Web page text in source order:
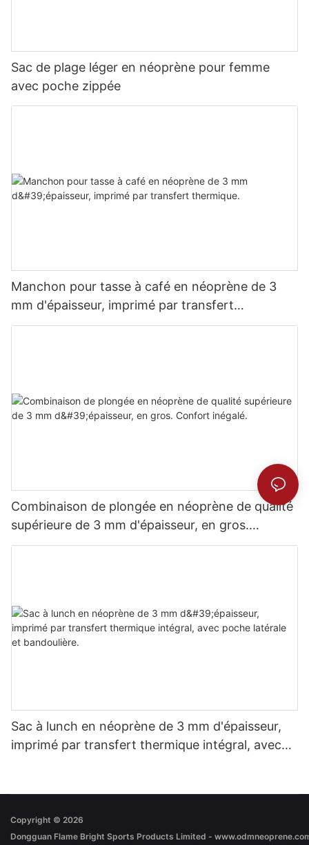
Sac de plage léger en néoprène pour femme
avec poche zippée
Manchon pour tasse à café en néoprène de 3
mm d'épaisseur, imprimé par transfert
thermique.
Combinaison de plongée en néoprène de qualité
supérieure de 3 mm d'épaisseur, en gros.
Confort inégalé.
Sac à lunch en néoprène de 3 mm d'épaisseur,
imprimé par transfert thermique intégral, avec
Copyright © 2026